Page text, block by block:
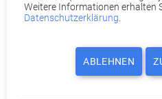
Weitere Informationen erhalten
Datenschutzerklärung
ABLEHNEN